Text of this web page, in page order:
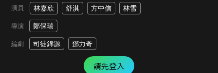
演員 林嘉欣 舒淇 方中信 林雪
導演 鄭保瑞
編劇 司徒錦源 鄧力奇
請先登入